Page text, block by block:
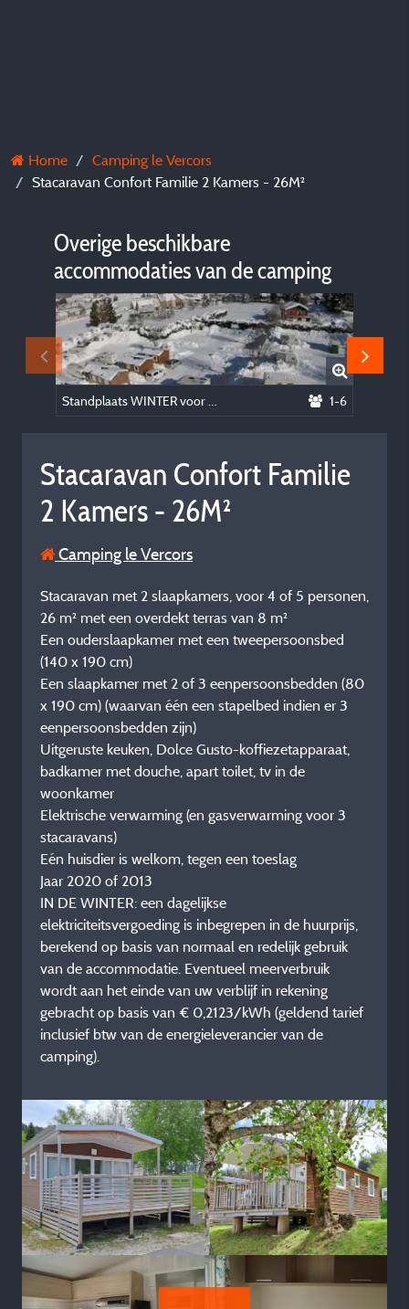
Home
Camping le Vercors
Stacaravan Confort Familie 2 Kamers - 26M²
Overige beschikbare
accommodaties van de camping
1-6
Stacaravan Confort Familie
2 Kamers - 26M²
Camping le Vercors
Stacaravan met 2 slaapkamers, voor 4 of 5 personen,
26 m² met een overdekt terras van 8 m²
Een ouderslaapkamer met een tweepersoonsbed
(140 x 190 cm)
Een slaapkamer met 2 of 3 eenpersoonsbedden (80
x 190 cm) (waarvan één een stapelbed indien er 3
eenpersoonsbedden zijn)
Uitgeruste keuken, Dolce Gusto-koffiezetapparaat,
badkamer met douche, apart toilet, tv in de
woonkamer
Elektrische verwarming (en gasverwarming voor 3
stacaravans)
Eén huisdier is welkom, tegen een toeslag
Jaar 2020 of 2013
IN DE WINTER: een dagelijkse
elektriciteitsvergoeding is inbegrepen in de huurprijs,
berekend op basis van normaal en redelijk gebruik
van de accommodatie. Eventueel meerverbruik
wordt aan het einde van uw verblijf in rekening
gebracht op basis van € 0,2123/kWh (geldend tarief
inclusief btw van de energieleverancier van de
camping).